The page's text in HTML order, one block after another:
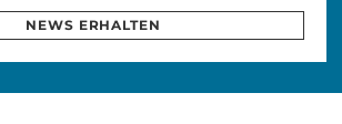
NEWS ERHALTEN